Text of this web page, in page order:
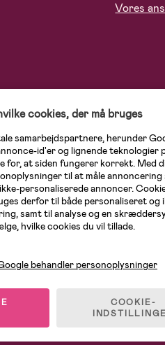
Vores
udvalg af produkter til børnefamilien.
udvalg finder du barnevogne,
Baby Jogger, BabyBjörn, Didriksons,
cookies, der må bruges
samarbejdspartnere, herunder
id'er og lignende teknologier
for, at siden fungerer korrekt. Med
til at måle
personaliserede annoncer.
derfor til både personaliseret og
samt til analyse og en
hvilke cookies du vil tillade.
behandler personoplysninger
COOKIE-